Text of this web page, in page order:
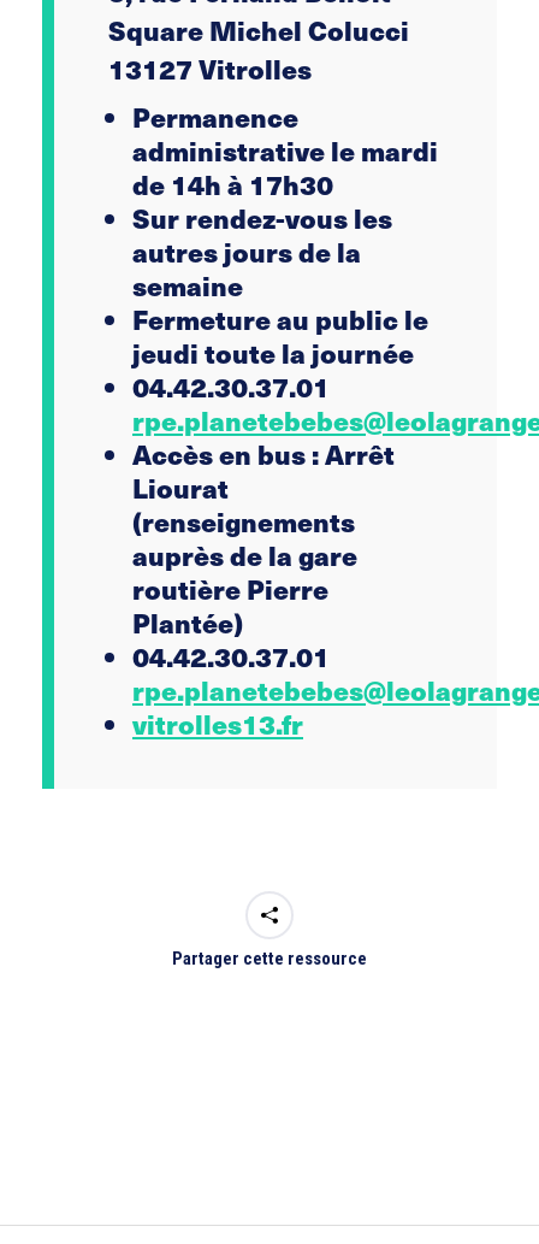
Square Michel Colucci
13127 Vitrolles
Permanence
administrative le mardi
de 14h à 17h30
Sur rendez-vous les
autres jours de la
semaine
Fermeture au public le
jeudi toute la journée
04.42.30.37.01
Accès en bus : Arrêt
Liourat
(renseignements
auprès de la gare
routière Pierre
Plantée)
04.42.30.37.01
vitrolles13.fr
Partager cette ressource